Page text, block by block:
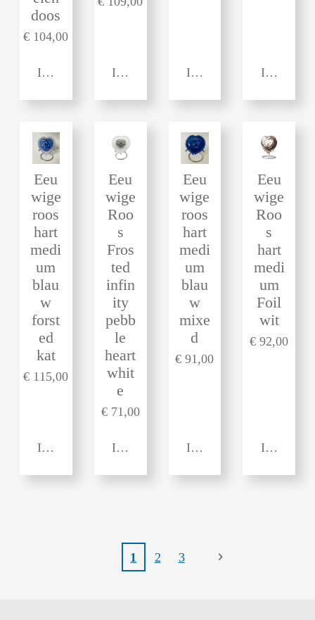
doos
€ 104,00
In winkelwagenIn winkelwagenIn winkelwagen
In
Eeu
wige
roos
hart
medi
um
blau
w
forst
ed
kat
€ 115,00
In winkelwagen
Eeu
wige
Roo
s
Fros
ted
infin
ity
pebb
le
heart
whit
e
€ 71,00
In winkelwagen
Eeu
wige
roos
hart
medi
um
blau
w
mixe
d
€ 91,00
In winkelwagen
Eeu
wige
Roo
s
hart
medi
um
Foil
wit
€ 92,00
In
1 2 3